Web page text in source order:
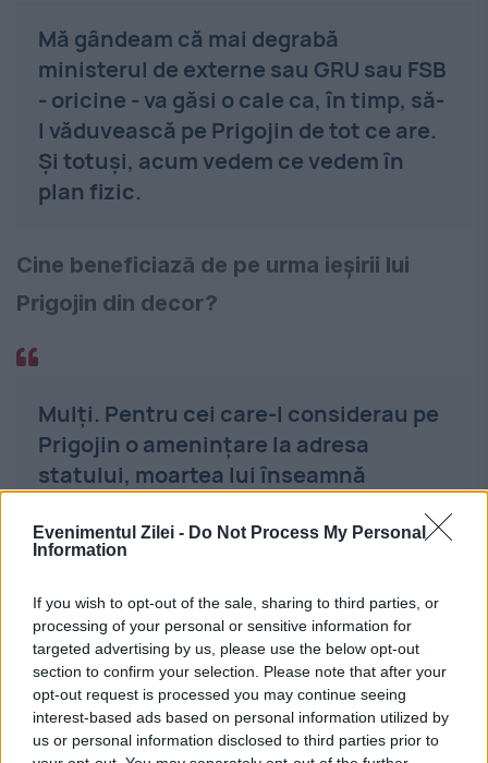
Evenimentul Zilei - Do Not Process My Personal
Information
If you wish to opt-out of the sale, sharing to third parties, or
processing of your personal or sensitive information for
targeted advertising by us, please use the below opt-out
section to confirm your selection. Please note that after your
opt-out request is processed you may continue seeing
interest-based ads based on personal information utilized by
us or personal information disclosed to third parties prior to
Mă gândeam că mai degrabă
ministerul de externe sau GRU sau FSB
- oricine - va găsi o cale ca, în timp, să-
l văduvească pe Prigojin de tot ce are.
Și totuși, acum vedem ce vedem în
plan fizic.
Cine beneficiază de pe urma ieșirii lui
Prigojin din decor?
Mulți. Pentru cei care-l considerau pe
Prigojin o amenințare la adresa
statului, moartea lui înseamnă
Pentru militari, birocrați, siloviki,
servicii de securitate, conservatori,
militariști - pentru toți cei care
considerau că Prigojin a mers prea
departe -, aceasta a fost soluția
corectă.